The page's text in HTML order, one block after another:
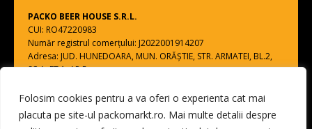
Folosim cookies pentru a va oferi o experienta cat mai
placuta pe site-ul packomarkt.ro. Mai multe detalii despre
PACKO BEER HOUSE S.R.L.
CUI: RO47220983
Număr registrul comerțului: J2022001914207
Adresa: JUD. HUNEDOARA, MUN. ORĂŞTIE, STR. ARMATEI, BL.2,
SC.A, ET.1, AP.5
Toate drepturile rezervate - PACKO BEER HOUSE S.R.L.
web design byDOW MEDIA